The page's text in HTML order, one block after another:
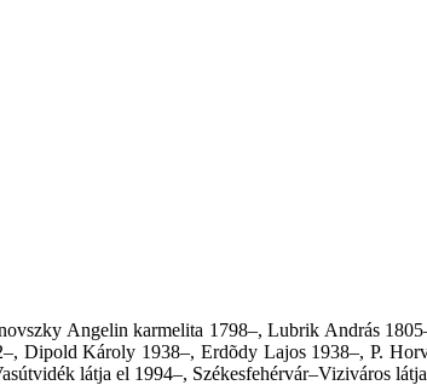
Angelin karmelita 1798–, Lubrik András
Dipold Károly 1938–, Erdõdy Lajos 1938–, P.
látja el 1994–, Székesfehérvár–Viziváros